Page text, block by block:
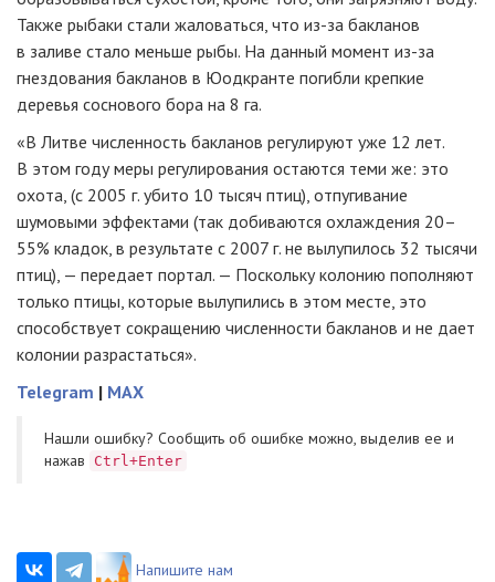
Также рыбаки стали жаловаться, что из-за бакланов
в заливе стало меньше рыбы. На данный момент из-за
гнездования бакланов в Юодкранте погибли крепкие
деревья соснового бора на 8 га.
«В Литве численность бакланов регулируют уже 12 лет.
В этом году меры регулирования остаются теми же: это
охота, (с 2005 г. убито 10 тысяч птиц), отпугивание
шумовыми эффектами (так добиваются охлаждения 20–
55% кладок, в результате с 2007 г. не вылупилось 32 тысячи
птиц), — передает портал. — Поскольку колонию пополняют
только птицы, которые вылупились в этом месте, это
способствует сокращению численности бакланов и не дает
колонии разрастаться».
Telegram | MAX
Нашли ошибку? Cообщить об ошибке можно, выделив ее и
нажав
Ctrl+Enter
Напишите нам